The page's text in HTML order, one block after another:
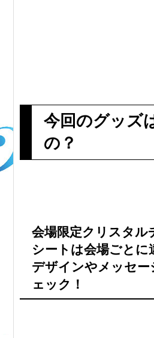
今回のグッズ
の？
会場限定クリスタル
シートは会場ごとに
デザインやメッセ
ェック！